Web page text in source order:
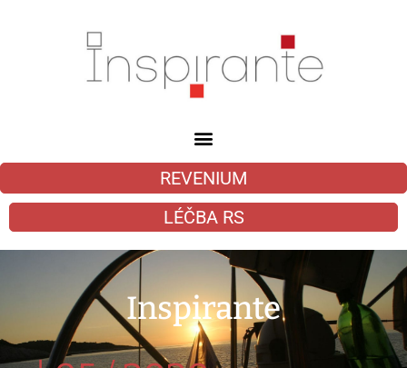
REVENIUM
LÉČBA RS
Inspirante